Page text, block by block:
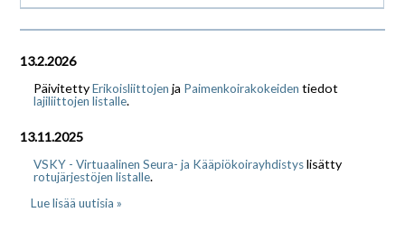
13.2.2026
PäivitettyErikoisliittojen ja Paimenkoirakokeiden tiedot
lajiliittojen listalle.
13.11.2025
VSKY - Virtuaalinen Seura- ja Kääpiökoirayhdistyslisätty
rotujärjestöjen listalle.
Lue lisää uutisia »